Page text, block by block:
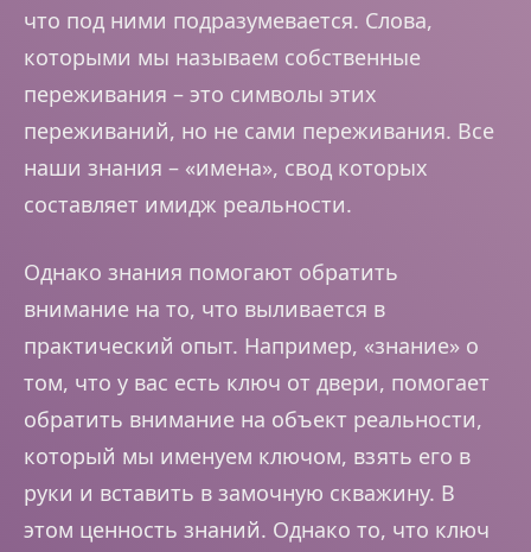
что под ними подразумевается. Слова,
которыми мы называем собственные
переживания – это символы этих
переживаний, но не сами переживания. Все
наши знания – «имена», свод которых
составляет имидж реальности.
Однако знания помогают обратить
внимание на то, что выливается в
практический опыт. Например, «знание» о
том, что у вас есть ключ от двери, помогает
обратить внимание на объект реальности,
который мы именуем ключом, взять его в
руки и вставить в замочную скважину. В
этом ценность знаний. Однако то, что ключ